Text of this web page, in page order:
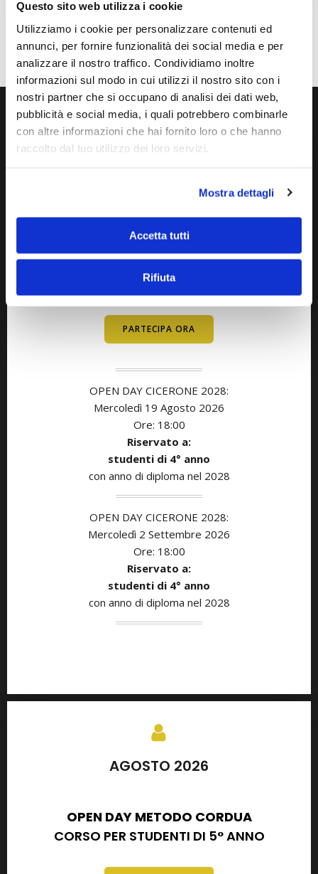
Questo sito web utilizza i cookie
Utilizziamo i cookie per personalizzare contenuti ed
annunci, per fornire funzionalità dei social media e per
analizzare il nostro traffico. Condividiamo inoltre
informazioni sul modo in cui utilizzi il nostro sito con i
nostri partner che si occupano di analisi dei dati web,
pubblicità e social media, i quali potrebbero combinarle
con altre informazioni che hai fornito loro o che hanno
raccolto dal tuo utilizzo dei loro servizi.
Mostra dettagli
Accetta tutti
Rifiuta
MEDICINA -
NOVITÀ E
ARTICOLO
PRECEDENTE
ARTICOLO
SUCCESSIVO
Calendario Open Day
SETTEMBRE 2026
OPEN DAY METODO CORDUA
CORSO PER STUDENTI DI 4° ANNO
E DIPLOMATI
PARTECIPA ORA
OPEN DAY CICERONE 2028:
Mercoledì 19 Agosto 2026
Ore: 18:00
Riservato a:
studenti di 4° anno
con anno di diploma nel 2028
OPEN DAY CICERONE 2028:
Mercoledì 2 Settembre 2026
Ore: 18:00
Riservato a:
studenti di 4° anno
con anno di diploma nel 2028
AGOSTO 2026
OPEN DAY METODO CORDUA
CORSO PER STUDENTI DI 5° ANNO